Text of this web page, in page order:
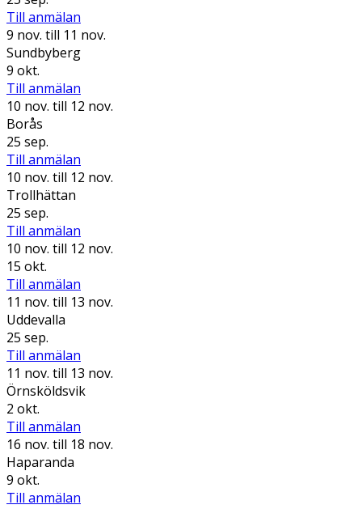
Till anmälan
9 nov. till 11 nov.
Sundbyberg
9 okt.
Till anmälan
10 nov. till 12 nov.
Borås
25 sep.
Till anmälan
10 nov. till 12 nov.
Trollhättan
25 sep.
Till anmälan
10 nov. till 12 nov.
15 okt.
Till anmälan
11 nov. till 13 nov.
Uddevalla
25 sep.
Till anmälan
11 nov. till 13 nov.
Örnsköldsvik
2 okt.
Till anmälan
16 nov. till 18 nov.
Haparanda
9 okt.
Till anmälan